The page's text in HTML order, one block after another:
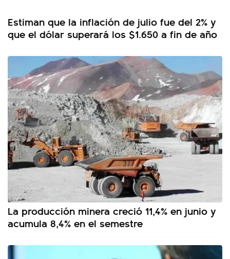
Estiman que la inflación de julio fue del 2% y
que el dólar superará los $1.650 a fin de año
La producción minera creció 11,4% en junio y
acumula 8,4% en el semestre